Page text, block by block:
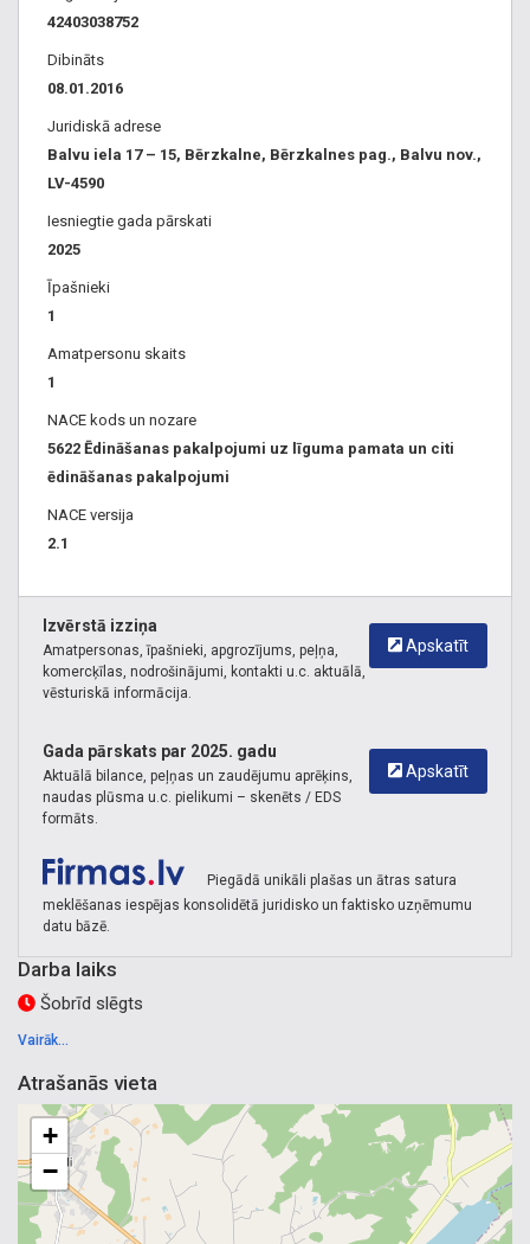
42403038752
Dibināts
08.01.2016
Juridiskā adrese
Balvu iela 17 – 15, Bērzkalne, Bērzkalnes pag., Balvu nov.,
LV-4590
Iesniegtie gada pārskati
2025
Īpašnieki
1
Amatpersonu skaits
1
NACE kods un nozare
5622 Ēdināšanas pakalpojumi uz līguma pamata un citi
ēdināšanas pakalpojumi
NACE versija
2.1
Apskatīt
Izvērstā izziņa
Amatpersonas, īpašnieki, apgrozījums, peļņa,
komercķīlas, nodrošinājumi, kontakti u.c. aktuālā,
vēsturiskā informācija.
Apskatīt
Gada pārskats par 2025. gadu
Aktuālā bilance, peļņas un zaudējumu aprēķins,
naudas plūsma u.c. pielikumi – skenēts / EDS
formāts.
Piegādā unikāli plašas un ātras satura
meklēšanas iespējas konsolidētā juridisko un faktisko uzņēmumu
datu bāzē.
Darba laiks
Šobrīd slēgts
Vairāk...
Atrašanās vieta
+
−